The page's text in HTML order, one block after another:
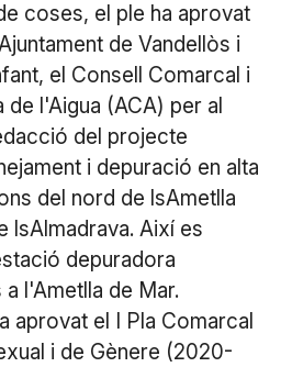
coses, el ple ha aprovat
de Vandellòs i
el Consell Comarcal i
de l'Aigua (ACA) per al
del projecte
i depuració en alta
del nord de lsAmetlla
lsAlmadrava. Així es
depuradora
l'Ametlla de Mar.
aprovat el I Pla Comarcal
i de Gènere (2020-